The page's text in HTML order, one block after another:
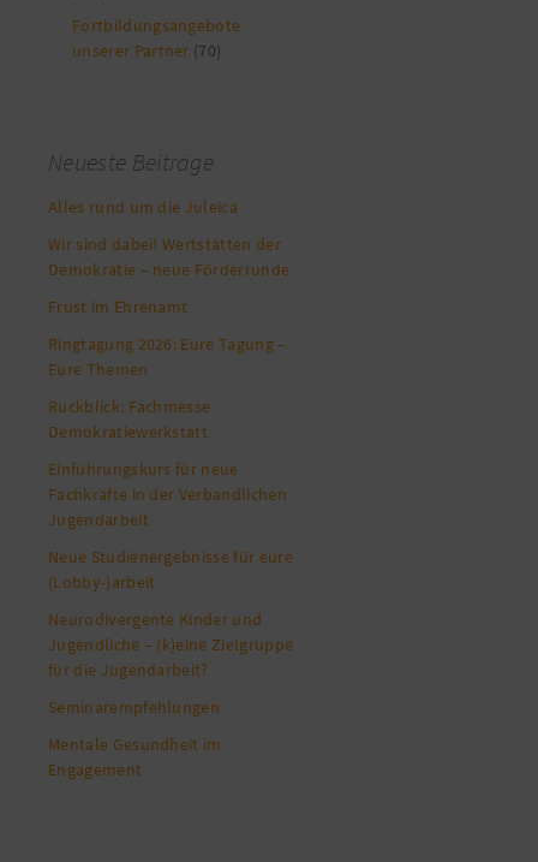
Fortbildungsangebote
unserer Partner (70)
Neueste Beiträge
Alles rund um die Juleica
Wir sind dabei! Wertstätten der
Demokratie – neue Förderrunde
Frust im Ehrenamt
Ringtagung 2026: Eure Tagung –
Eure Themen
Rückblick: Fachmesse
Demokratiewerkstatt
Einführungskurs für neue
Fachkräfte in der Verbandlichen
Jugendarbeit
Neue Studienergebnisse für eure
(Lobby-)arbeit
Neurodivergente Kinder und
Jugendliche – (k)eine Zielgruppe
für die Jugendarbeit?
Seminarempfehlungen
Mentale Gesundheit im
Engagement